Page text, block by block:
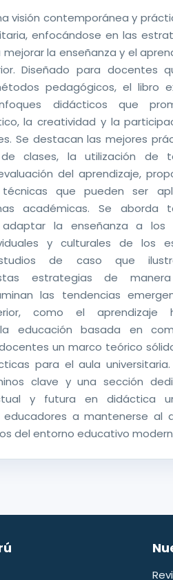
visión contemporánea y
enfocándose en las
la enseñanza y el
Diseñado para docentes
pedagógicos, el libro
didácticos que
la creatividad y la
Se destacan las mejores
clases, la utilización de
del aprendizaje,
que pueden ser
académicas. Se aborda
la enseñanza a los
y culturales de los
de caso que
estrategias de
las tendencias
como el aprendizaje
educación basada en
un marco teórico
para el aula universitaria.
clave y una sección
y futura en didáctica
a mantenerse al
del entorno educativo